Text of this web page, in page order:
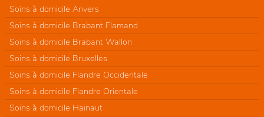
Soins à domicile Anvers
Soins à domicile Brabant Flamand
Soins à domicile Brabant Wallon
Soins à domicile Bruxelles
Soins à domicile Flandre Occidentale
Soins à domicile Flandre Orientale
Soins à domicile Hainaut